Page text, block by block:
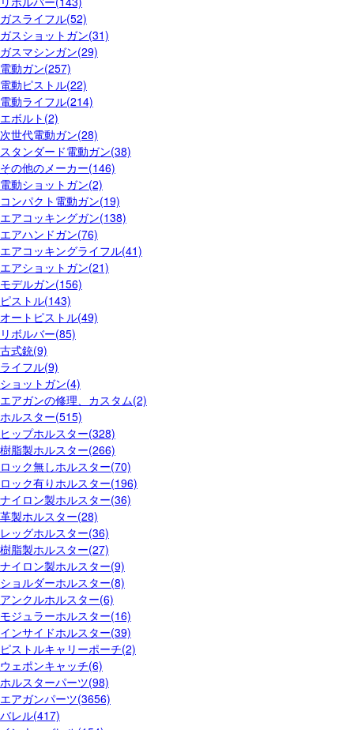
ガスライフル(52)
ガスショットガン(31)
ガスマシンガン(29)
電動ガン(257)
電動ピストル(22)
電動ライフル(214)
エボルト(2)
次世代電動ガン(28)
スタンダード電動ガン(38)
その他のメーカー(146)
電動ショットガン(2)
コンパクト電動ガン(19)
エアコッキングガン(138)
エアハンドガン(76)
エアコッキングライフル(41)
エアショットガン(21)
モデルガン(156)
ピストル(143)
オートピストル(49)
リボルバー(85)
古式銃(9)
ライフル(9)
ショットガン(4)
エアガンの修理、カスタム(2)
ホルスター(515)
ヒップホルスター(328)
樹脂製ホルスター(266)
ロック無しホルスター(70)
ロック有りホルスター(196)
ナイロン製ホルスター(36)
革製ホルスター(28)
レッグホルスター(36)
樹脂製ホルスター(27)
ナイロン製ホルスター(9)
ショルダーホルスター(8)
アンクルホルスター(6)
モジュラーホルスター(16)
インサイドホルスター(39)
ピストルキャリーポーチ(2)
ウェポンキャッチ(6)
ホルスターパーツ(98)
エアガンパーツ(3656)
バレル(417)